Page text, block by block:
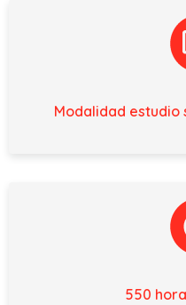
Modalidad estudio
550